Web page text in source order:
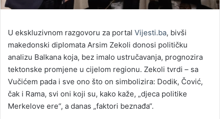
U ekskluzivnom razgovoru za portal Vijesti.ba, bivši
makedonski diplomata Arsim Zekoli donosi političku
analizu Balkana koja, bez imalo ustručavanja, prognozira
tektonske promjene u cijelom regionu. Zekoli tvrdi – sa
Vučićem pada i sve ono što on simbolizira: Dodik, Čović,
čak i Rama, svi oni koji su, kako kaže, „djeca politike
Merkelove ere“, a danas „faktori beznađa“.